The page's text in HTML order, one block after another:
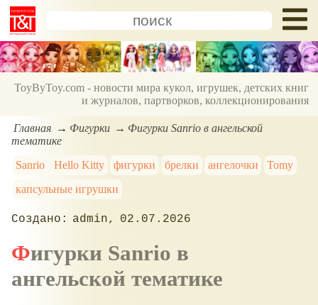
ToyByToy.com - новости мира кукол, игрушек, детских книг
и журналов, партворков, коллекционирования
Главная Фигурки
Фигурки Sanrio в ангельской
тематике
Sanrio
Hello Kitty фигурки брелки ангелочки
Tomy
капсульные игрушки
admin 02.07.2026
Фигурки Sanrio в
ангельской тематике